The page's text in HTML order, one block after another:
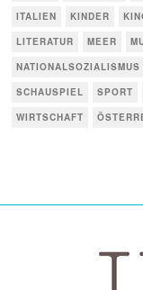
ITALIEN
KINDER
LITERATUR
MEER
NATIONALSOZIALISMUS
SCHAUSPIEL
SPORT
WIRTSCHAFT